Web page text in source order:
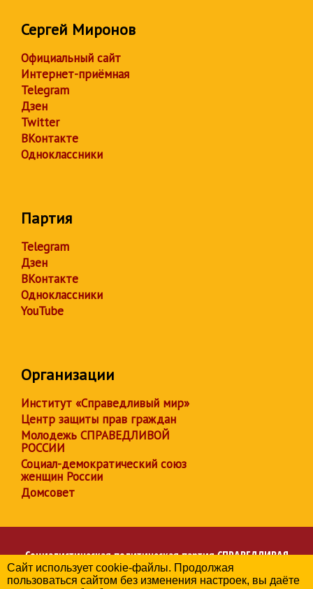
Сергей Миронов
Официальный сайт
Интернет-приёмная
Telegram
Дзен
Twitter
ВКонтакте
Одноклассники
Партия
Telegram
Дзен
ВКонтакте
Одноклассники
YouTube
Организации
Институт «Справедливый мир»
Центр защиты прав граждан
Молодежь СПРАВЕДЛИВОЙ
РОССИИ
Социал-демократический союз
женщин России
Домсовет
Социалистическая политическая партияСПРАВЕДЛИВАЯ
РОССИЯ
Сайт использует cookie-файлы. Продолжая
пользоваться сайтом без изменения настроек, вы даёте